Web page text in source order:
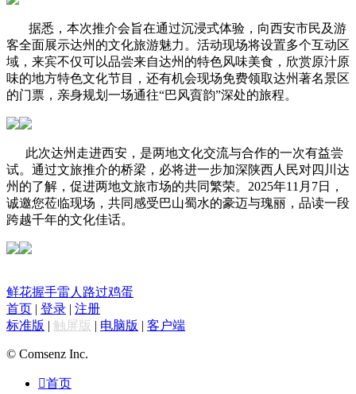
据悉，本次推介会旨在通过沉浸式体验，向西安市民及游
客全面展示达州的文化旅游魅力。活动现场将设置多个互动区
域，来宾不仅可以品尝来自达州的特色风味美食，欣赏原汁原
味的地方特色文化节目，还有机会现场免费领取达州著名景区
的门票，亲身规划一场通往“巴风賨韵”深处的旅程。
此次达州走进西安，是两地文化交流与合作的一次有益尝
试。通过文旅推介的桥梁，必将进一步加深陕西人民对四川达
州的了解，促进两地文旅市场的共同繁荣。 2025年11月7日，
诚邀您莅临现场，共同感受巴山蜀水的豪迈与瑰丽，品读一段
跨越千年的文化佳话。
鲜花握手雷人 路过鸡蛋
首页 | 登录 | 注册
标准版 | 触屏版 | 电脑版 | 客户端
© Comsenz Inc.
首页